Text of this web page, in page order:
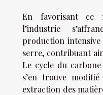
En favorisant ce
l’industrie
production
serre, contribuant
Le cycle du
s’en trouve
extraction des